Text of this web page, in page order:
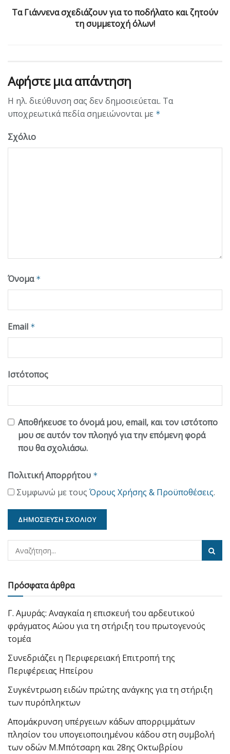
Τα Γιάννενα σχεδιάζουν για το ποδήλατο και ζητούν
τη συμμετοχή όλων!
Αφήστε μια απάντηση
Η ηλ. διεύθυνση σας δεν δημοσιεύεται. Τα
υποχρεωτικά πεδία σημειώνονται με *
Σχόλιο
Όνομα *
Email *
Ιστότοπος
Αποθήκευσε το όνομά μου, email, και τον ιστότοπο
μου σε αυτόν τον πλοηγό για την επόμενη φορά
που θα σχολιάσω.
Πολιτική Απορρήτου *
Συμφωνώ με τους Όρους Χρήσης & Προϋποθέσεις.
Πρόσφατα άρθρα
Γ. Αμυράς: Αναγκαία η επισκευή του αρδευτικού
φράγματος Αώου για τη στήριξη του πρωτογενούς
τομέα
Συνεδριάζει η Περιφερειακή Επιτροπή της
Περιφέρειας Ηπείρου
Συγκέντρωση ειδών πρώτης ανάγκης για τη στήριξη
των πυρόπληκτων
Απομάκρυνση υπέργειων κάδων απορριμμάτων
πλησίον του υπογειοποιημένου κάδου στη συμβολή
των οδών Μ.Μπότσαρη και 28ης Οκτωβρίου